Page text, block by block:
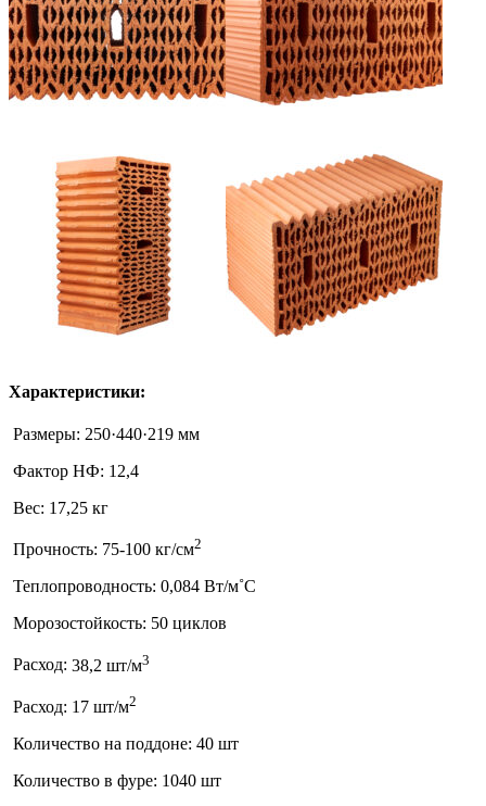
Характеристики:
Размеры: 250·440·219 мм
Фактор НФ: 12,4
Вес: 17,25 кг
Прочность: 75-100 кг/см2
Теплопроводность: 0,084 Вт/м˚С
Морозостойкость: 50 циклов
Расход: 38,2 шт/м3
Расход: 17 шт/м2
Количество на поддоне: 40 шт
Количество в фуре: 1040 шт